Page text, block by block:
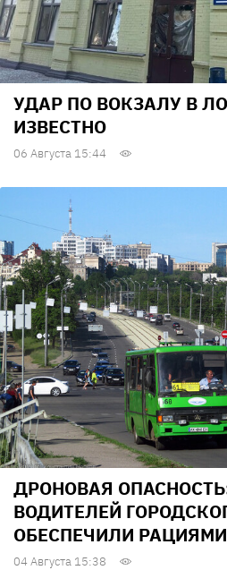
УДАР ПО ВОКЗАЛУ В
ИЗВЕСТНО
06 Августа 15:44
ДРОНОВАЯ
ВОДИТЕЛЕЙ
ОБЕСПЕЧИЛИ
04 Августа 15:38